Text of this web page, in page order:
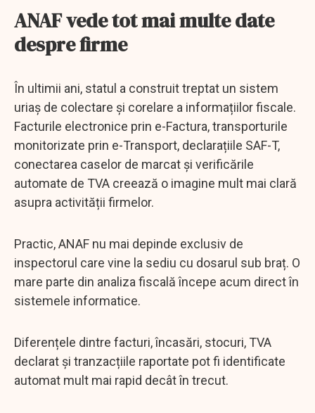
ANAF vede tot mai multe date
despre firme
În ultimii ani, statul a construit treptat un sistem
uriaș de colectare și corelare a informațiilor fiscale.
Facturile electronice prin e-Factura, transporturile
monitorizate prin e-Transport, declarațiile SAF-T,
conectarea caselor de marcat și verificările
automate de TVA creează o imagine mult mai clară
asupra activității firmelor.
Practic, ANAF nu mai depinde exclusiv de
inspectorul care vine la sediu cu dosarul sub braț. O
mare parte din analiza fiscală începe acum direct în
sistemele informatice.
Diferențele dintre facturi, încasări, stocuri, TVA
declarat și tranzacțiile raportate pot fi identificate
automat mult mai rapid decât în trecut.